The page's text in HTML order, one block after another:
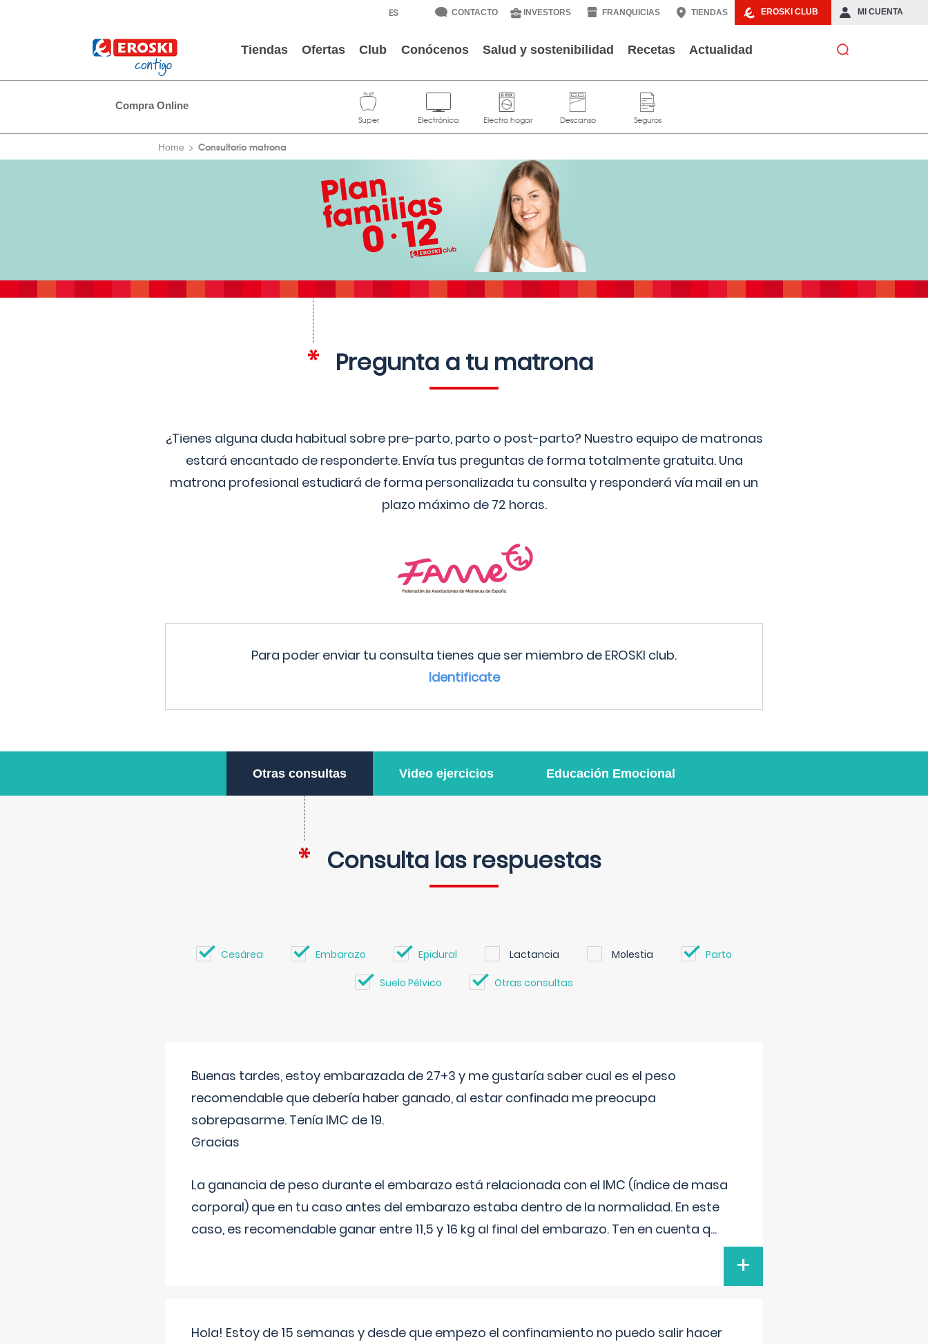
EROSKI CLUB MI CUENTA
CONTACTO INVESTORS FRANQUICIAS TIENDAS
Tiendas Ofertas Club Conócenos Salud y sostenibilidad Recetas Actualidad
Compra Online
Home Consultorio matrona
Pregunta a tu matrona
¿Tienes alguna duda habitual sobre pre-parto, parto o post-parto? Nuestro equipo de matronas
estará encantado de responderte. Envía tus preguntas de forma totalmente gratuita. Una
matrona profesional estudiará de forma personalizada tu consulta y responderá vía mail en un
plazo máximo de 72 horas.
Para poder enviar tu consulta tienes que ser miembro de EROSKI club.
Identificate
Otras consultas Video ejercicios Educación Emocional
Consulta las respuestas
Cesárea Embarazo Epidural Lactancia Molestia Parto
Suelo Pélvico Otras consultas
Buenas tardes, estoy embarazada de 27+3 y me gustaría saber cual es el peso
recomendable que debería haber ganado, al estar confinada me preocupa
sobrepasarme. Tenía IMC de 19.
Gracias
La ganancia de peso durante el embarazo está relacionada con el IMC (índice de masa
corporal) que en tu caso antes del embarazo estaba dentro de la normalidad. En este
caso, es recomendable ganar entre 11,5 y 16 kg al final del embarazo. Ten en cuenta q...
+
Hola! Estoy de 15 semanas y desde que empezo el confinamiento no puedo salir hacer